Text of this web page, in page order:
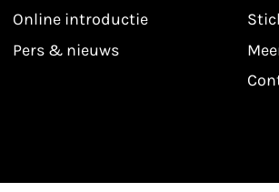
Online introductie
Pers & nieuws